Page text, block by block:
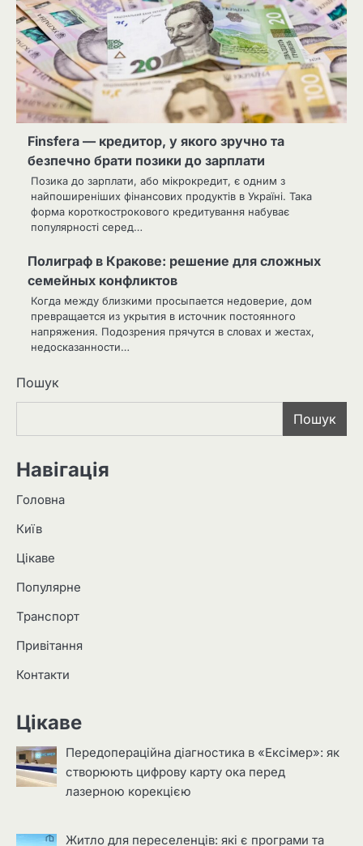
Finsfera — кредитор, у якого зручно та
безпечно брати позики до зарплати
Позика до зарплати, або мікрокредит, є одним з
найпоширеніших фінансових продуктів в Україні. Така
форма короткострокового кредитування набуває
популярності серед…
Полиграф в Кракове: решение для сложных
семейных конфликтов
Когда между близкими просыпается недоверие, дом
превращается из укрытия в источник постоянного
напряжения. Подозрения прячутся в словах и жестах,
недосказанности…
Пошук
Пошук
Навігація
Головна
Київ
Цікаве
Популярне
Транспорт
Привітання
Контакти
Цікаве
Передопераційна діагностика в «Ексімер»: як
створюють цифрову карту ока перед
лазерною корекцією
Житло для переселенців: які є програми та